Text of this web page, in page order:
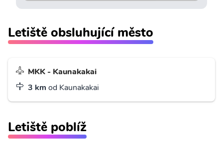
Letiště obsluhující město
MKK - Kaunakakai
3 km od Kaunakakai
Letiště poblíž